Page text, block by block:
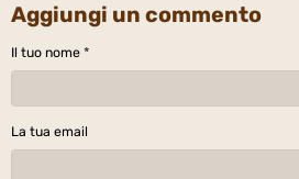
Aggiungi un commento
Il tuo nome
La tua email